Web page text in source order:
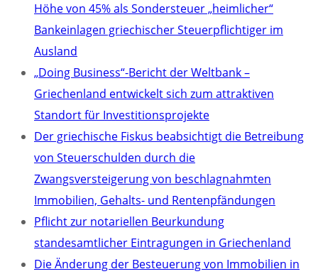
Höhe von 45% als Sondersteuer „heimlicher“
Bankeinlagen griechischer Steuerpflichtiger im
Ausland
„Doing Business“-Bericht der Weltbank –
Griechenland entwickelt sich zum attraktiven
Standort für Investitionsprojekte
Der griechische Fiskus beabsichtigt die Betreibung
von Steuerschulden durch die
Zwangsversteigerung von beschlagnahmten
Immobilien, Gehalts- und Rentenpfändungen
Pflicht zur notariellen Beurkundung
standesamtlicher Eintragungen in Griechenland
Die Änderung der Besteuerung von Immobilien in